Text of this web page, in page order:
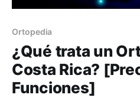
Ortopedia
¿Qué trata un
Costa Rica?
Funciones]